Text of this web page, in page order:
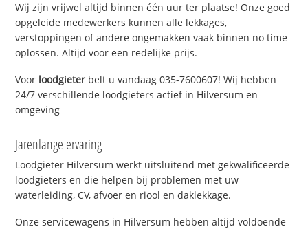
Wij zijn vrijwel altijd binnen één uur ter plaatse! Onze goed
opgeleide medewerkers kunnen alle lekkages,
verstoppingen of andere ongemakken vaak binnen no time
oplossen. Altijd voor een redelijke prijs.
Voor loodgieter belt u vandaag 035-7600607! Wij hebben
24/7 verschillende loodgieters actief in Hilversum en
omgeving
Jarenlange ervaring
Loodgieter Hilversum werkt uitsluitend met gekwalificeerde
loodgieters en die helpen bij problemen met uw
waterleiding, CV, afvoer en riool en daklekkage.
Onze servicewagens in Hilversum hebben altijd voldoende